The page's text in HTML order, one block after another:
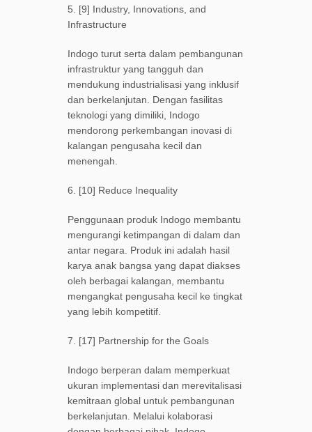
5. [9] Industry, Innovations, and
Infrastructure
Indogo turut serta dalam pembangunan
infrastruktur yang tangguh dan
mendukung industrialisasi yang inklusif
dan berkelanjutan. Dengan fasilitas
teknologi yang dimiliki, Indogo
mendorong perkembangan inovasi di
kalangan pengusaha kecil dan
menengah.
6. [10] Reduce Inequality
Penggunaan produk Indogo membantu
mengurangi ketimpangan di dalam dan
antar negara. Produk ini adalah hasil
karya anak bangsa yang dapat diakses
oleh berbagai kalangan, membantu
mengangkat pengusaha kecil ke tingkat
yang lebih kompetitif.
7. [17] Partnership for the Goals
Indogo berperan dalam memperkuat
ukuran implementasi dan merevitalisasi
kemitraan global untuk pembangunan
berkelanjutan. Melalui kolaborasi